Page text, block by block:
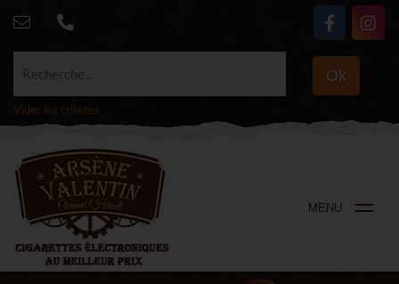
Recherche... Ok
Vider les critères
MENU